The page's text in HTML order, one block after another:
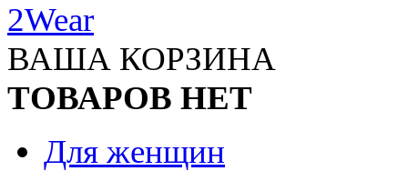
2Wear
ВАША КОРЗИНА
ТОВАРОВ НЕТ
Для женщин